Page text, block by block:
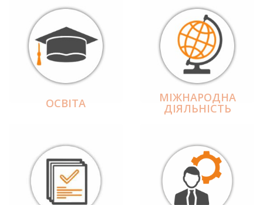
ОСВІТА МІЖНАРОДНА
ДІЯЛЬНІCТЬ